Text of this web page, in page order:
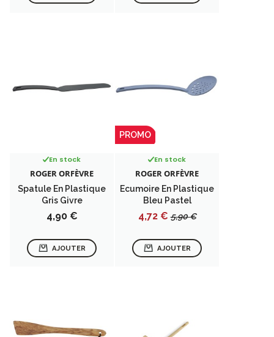
En stock
ROGER ORFÈVRE
Spatule En Plastique
Gris Givre
Prix
4,90 €
AJOUTER
En stock
ROGER ORFÈVRE
Ecumoire En Plastique
Bleu Pastel
Prix
4,72 € Prix
base
5,90 €
AJOUTER
PROMO